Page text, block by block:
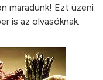
maradunk! Ezt üzeni
is az olvasóknak.